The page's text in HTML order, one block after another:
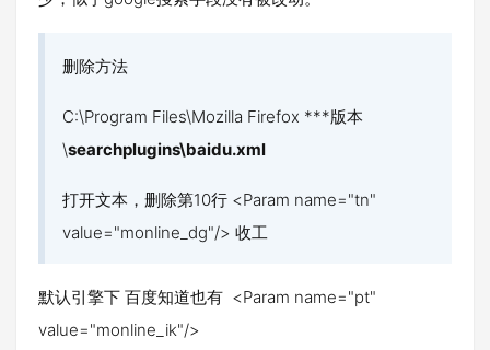
删除方法
C:\Program Files\Mozilla Firefox ***版本
\searchplugins\baidu.xml
打开文本，删除第10行 <Param name="tn"
value="monline_dg"/> 收工
默认引擎下 百度知道也有 <Param name="pt"
value="monline_ik"/>